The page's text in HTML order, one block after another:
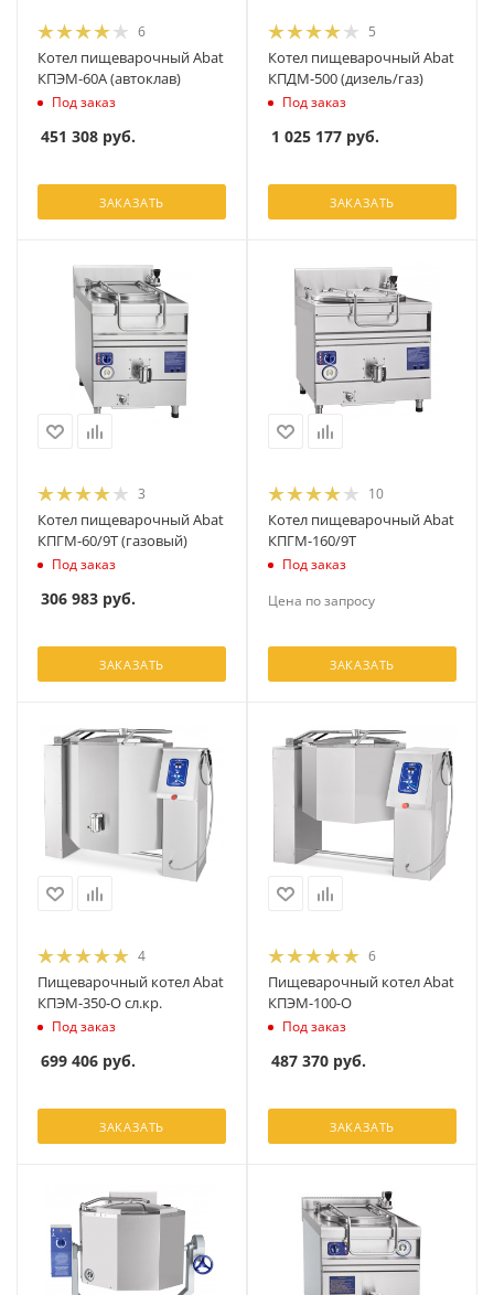
6
Котел пищеварочный Abat
КПЭМ-60А (автоклав)
Под заказ
451 308 руб.
ЗАКАЗАТЬ
5
Котел пищеварочный Abat
КПДМ-500 (дизель/газ)
Под заказ
1 025 177 руб.
ЗАКАЗАТЬ
3
Котел пищеварочный Abat
КПГМ-60/9T (газовый)
Под заказ
306 983 руб.
ЗАКАЗАТЬ
10
Котел пищеварочный Abat
КПГМ-160/9Т
Под заказ
Цена по запросу
ЗАКАЗАТЬ
4
Пищеварочный котел Abat
КПЭМ-350-О сл.кр.
Под заказ
699 406 руб.
ЗАКАЗАТЬ
6
Пищеварочный котел Abat
КПЭМ-100-О
Под заказ
487 370 руб.
ЗАКАЗАТЬ